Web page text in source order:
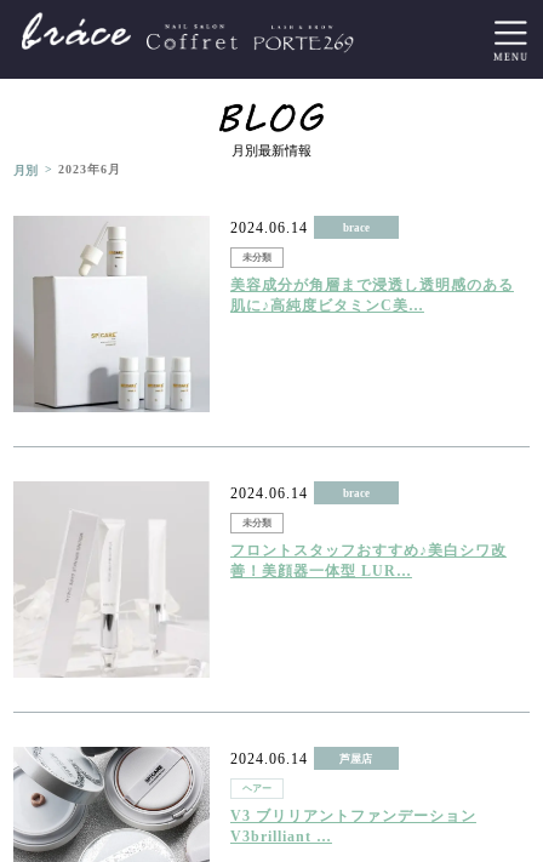
月別最新情報
月別> 2023年6月
2024.06.14 brace
未分類
美容成分が角層まで浸透し透明感のある
肌に♪高純度ビタミンC美…
2024.06.14 brace
未分類
フロントスタッフおすすめ♪美白シワ改
善！美顔器一体型 LUR…
2024.06.14 芦屋店
ヘアー
V3 ブリリアントファンデーション
V3brilliant …